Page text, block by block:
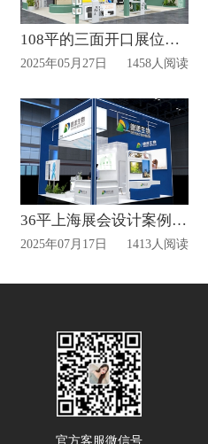
108平的三面开口展位设计
2025年05月27日 1458人阅读
36平上海展会设计案例赏析
2025年07月17日 1413人阅读
官方客服微信号